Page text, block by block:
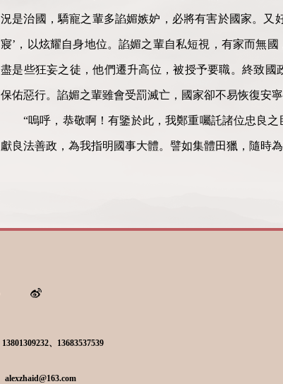
況是治國，驕寵之輩多諂媚嫉妒，必將有害於國家。又
寢’，以炫耀自身地位。諂媚之輩自私短視，有家而無
盡是些狂妄之徒，他們遷升高位，被授予要職。終致
保佑惡行。諂媚之輩雖會受罰滅亡，國家卻不易恢復安寧
“嗚呼，恭敬啊！有鑒於此，我鄭重囑託諸位忠良
獻良法善政，為我指明國事大體。譬如集體田獵，隨時
13801309232、13683537539
alexzhaid@163.com